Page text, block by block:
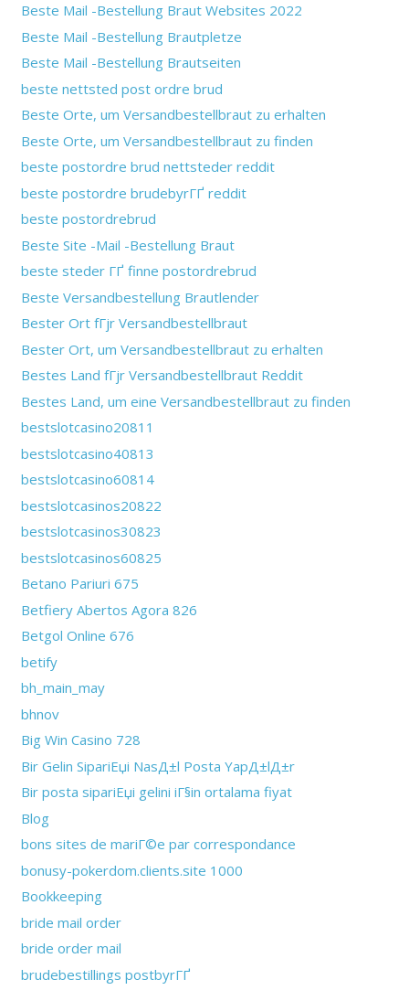
Beste Mail -Bestellung Braut Websites 2022
Beste Mail -Bestellung Brautpletze
Beste Mail -Bestellung Brautseiten
beste nettsted post ordre brud
Beste Orte, um Versandbestellbraut zu erhalten
Beste Orte, um Versandbestellbraut zu finden
beste postordre brud nettsteder reddit
beste postordre brudebyrГҐ reddit
beste postordrebrud
Beste Site -Mail -Bestellung Braut
beste steder ГҐ finne postordrebrud
Beste Versandbestellung Brautlender
Bester Ort fГјr Versandbestellbraut
Bester Ort, um Versandbestellbraut zu erhalten
Bestes Land fГјr Versandbestellbraut Reddit
Bestes Land, um eine Versandbestellbraut zu finden
bestslotcasino20811
bestslotcasino40813
bestslotcasino60814
bestslotcasinos20822
bestslotcasinos30823
bestslotcasinos60825
Betano Pariuri 675
Betfiery Abertos Agora 826
Betgol Online 676
betify
bh_main_may
bhnov
Big Win Casino 728
Bir Gelin SipariЕџi NasД±l Posta YapД±lД±r
Bir posta sipariЕџi gelini iГ§in ortalama fiyat
Blog
bons sites de mariГ©e par correspondance
bonusy-pokerdom.clients.site 1000
Bookkeeping
bride mail order
bride order mail
brudebestillings postbyrГҐ